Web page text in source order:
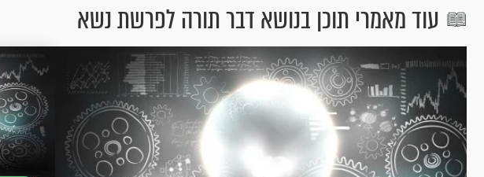
עוד מאמרי תוכן בנושא דבר תורה לפרשת נשא